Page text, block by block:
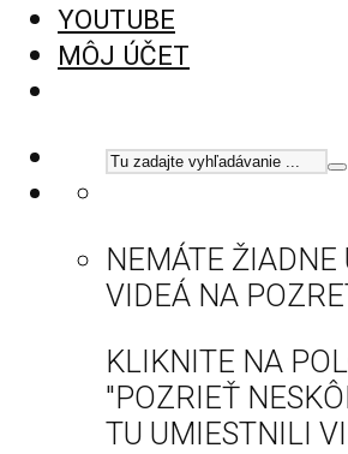
YOUTUBE
MÔJ ÚČET
NEMÁTE ŽIADNE
VIDEÁ NA
KLIKNITE NA
"POZRIEŤ
TU UMIESTNILI